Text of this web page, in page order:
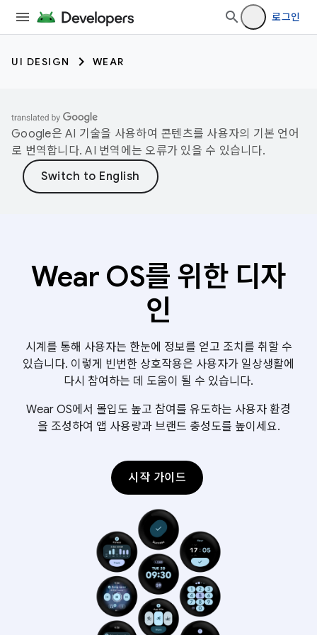
로그인
UI DESIGN WEAR
Google은 AI 기술을 사용하여 콘텐츠를 사용자의 기본 언어
로 번역합니다. AI 번역에는 오류가 있을 수 있습니다.
Wear OS를 위한 디자
인
시계를 통해 사용자는 한눈에 정보를 얻고 조치를 취할 수
있습니다. 이렇게 빈번한 상호작용은 사용자가 일상생활에
다시 참여하는 데 도움이 될 수 있습니다.
Wear OS에서 몰입도 높고 참여를 유도하는 사용자 환경
을 조성하여 앱 사용량과 브랜드 충성도를 높이세요.
시작 가이드